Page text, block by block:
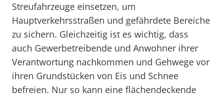
Streufahrzeuge einsetzen, um
Hauptverkehrsstraßen und gefährdete Bereiche
zu sichern. Gleichzeitig ist es wichtig, dass
auch Gewerbetreibende und Anwohner ihrer
Verantwortung nachkommen und Gehwege vor
ihren Grundstücken von Eis und Schnee
befreien. Nur so kann eine flächendeckende